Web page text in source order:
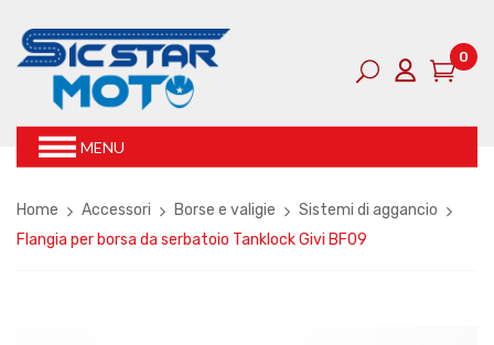
0
MENU
Home Accessori Borse e valigie
Sistemi di aggancio
Flangia per borsa da serbatoio Tanklock Givi BF09